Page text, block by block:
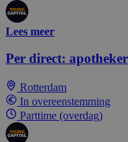
Lees meer
Per direct:
Rotterdam
In overeenstemming
Parttime (overdag)